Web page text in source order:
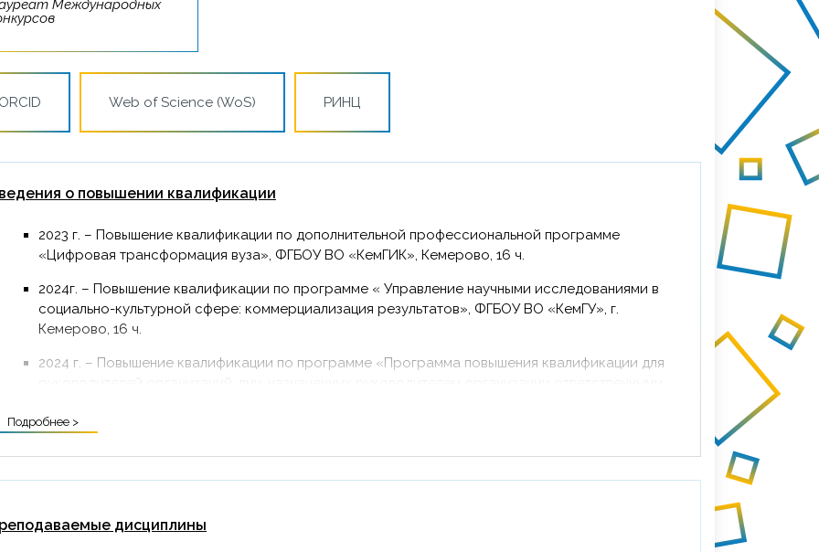
Web of Science (WoS) РИНЦ
о повышении квалификации
2023 г. – Повышение квалификации по дополнительной профессиональной программе
«Цифровая трансформация вуза», ФГБОУ ВО «КемГИК», Кемерово, 16 ч.
2024г. – Повышение квалификации по программе « Управление научными исследованиями в
социально-культурной сфере: коммерциализация результатов», ФГБОУ ВО «КемГУ», г.
Кемерово, 16 ч.
2024 г. – Повышение квалификации по программе «Программа повышения квалификации для
подразделениях организации», ЧОУ ДПО УДЦ «ДИНКОМ», г. Кемерово, 41 ч.
Подробнее >
дисциплины